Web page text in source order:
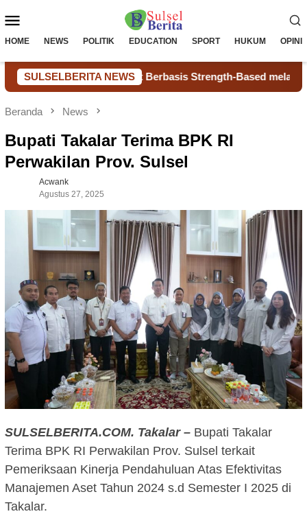
ke
Mobile
HOME NEWS POLITIK EDUCATION SPORT HUKUM OPINI
SULSELBERITA NEWS
E-Peer Support Berbasis Strength-Based melalui Uji Coba dan
Beranda News
Bupati Takalar Terima BPK RI
Perwakilan Prov. Sulsel
Acwank
Agustus 27, 2025
SULSELBERITA.COM. Takalar – Bupati Takalar
Terima BPK RI Perwakilan Prov. Sulsel terkait
Pemeriksaan Kinerja Pendahuluan Atas Efektivitas
Manajemen Aset Tahun 2024 s.d Semester I 2025 di
Takalar.